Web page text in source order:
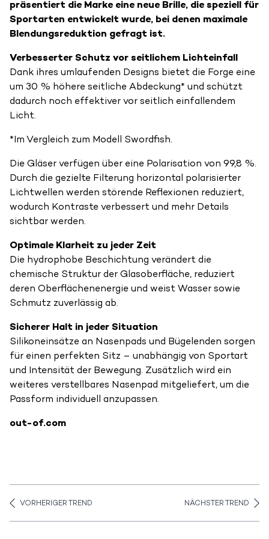
präsentiert die Marke eine neue Brille, die speziell für
Sportarten entwickelt wurde, bei denen maximale
Blendungsreduktion gefragt ist.
Verbesserter Schutz vor seitlichem Lichteinfall
Dank ihres umlaufenden Designs bietet die Forge eine
um 30 % höhere seitliche Abdeckung* und schützt
dadurch noch effektiver vor seitlich einfallendem
Licht.
*Im Vergleich zum Modell Swordfish.
Die Gläser verfügen über eine Polarisation von 99,8 %.
Durch die gezielte Filterung horizontal polarisierter
Lichtwellen werden störende Reflexionen reduziert,
wodurch Kontraste verbessert und mehr Details
sichtbar werden.
Optimale Klarheit zu jeder Zeit
Die hydrophobe Beschichtung verändert die
chemische Struktur der Glasoberfläche, reduziert
deren Oberflächenenergie und weist Wasser sowie
Schmutz zuverlässig ab.
Sicherer Halt in jeder Situation
Silikoneinsätze an Nasenpads und Bügelenden sorgen
für einen perfekten Sitz – unabhängig von Sportart
und Intensität der Bewegung. Zusätzlich wird ein
weiteres verstellbares Nasenpad mitgeliefert, um die
Passform individuell anzupassen.
out-of.com
VORHERIGER TREND NÄCHSTER TREND